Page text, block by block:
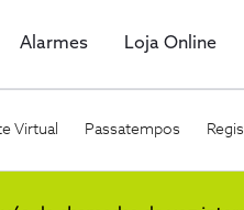
Alarmes Loja Online
Virtual Passatempos